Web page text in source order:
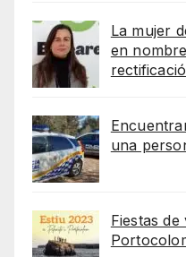
La mujer
en
una
Fiestas